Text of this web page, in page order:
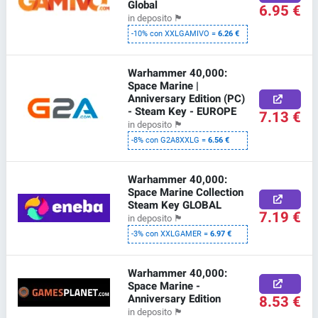
Global
in deposito 🏴
-10% con XXLGAMIVO =6.26 €
6.95 €
Warhammer 40,000:
Space Marine |
Anniversary Edition (PC)
- Steam Key - EUROPE
in deposito 🏴
-8% con G2A8XXLG =6.56 €
7.13 €
Warhammer 40,000:
Space Marine Collection
Steam Key GLOBAL
in deposito 🏴
-3% con XXLGAMER =6.97 €
7.19 €
Warhammer 40,000:
Space Marine -
Anniversary Edition
in deposito 🏴 8.53 €